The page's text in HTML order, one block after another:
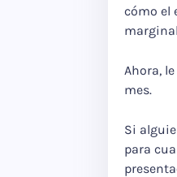
cómo el
Ahora,
mes.
Si
para